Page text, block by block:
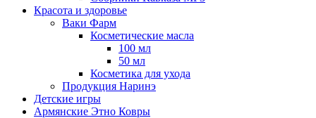
Красота и здоровье
Ваки Фарм
Косметические масла
100 мл
50 мл
Косметика для ухода
Продукция Наринэ
Детские игры
Армянские Этно Ковры